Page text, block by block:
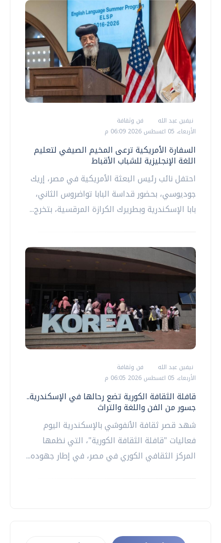
نيفين عبد الله
فن وثقافة
الأربعاء، 05 اغسطس 2026 06:09 م
السفارة الأمريكية ترعى المخيم الصيفي لتعليم
اللغة الإنجليزية للشباب الأقباط
احتفل نائب رئيس البعثة الأمريكية في مصر، إريك
جوديوسي، بحضور قداسة البابا تواضروس الثاني،
بابا الإسكندرية وبطريرك الكرازة المرقسية، بتخرج...
نيفين عبد الله
فن وثقافة
الأربعاء، 05 اغسطس 2026 06:05 م
قافلة الثقافة الكورية تضع رحالها في الإسكندرية..
جسور من الفن واللغة والتراث
شهد قصر ثقافة الأنفوشي بالإسكندرية اليوم
فعاليات "قافلة الثقافة الكورية"، التي نظمها
المركز الثقافي الكوري في مصر، في إطار جهوده...